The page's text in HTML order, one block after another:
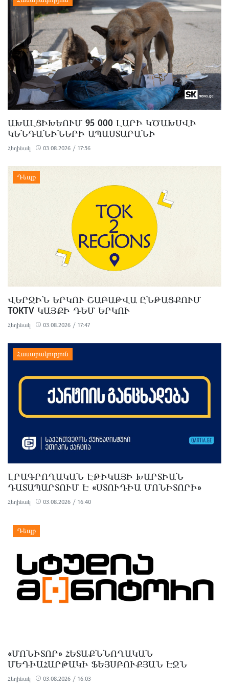
ԱԽԱԼՑԻԽԵՈՒՄ 95 000 ԼԱՐԻ ԿԾԱԽՍՎԻ
ԿԵՆԴԱՆԻՆԵՐԻ ԱՊԱՍՏԱՐԱՆԻ
ՆԱԽԱԳԾԱՅԻՆ ԵՒ ՆԱԽԱՀԱՇՎԱՅԻՆ Փ
ԱՍՏԱԹՂԹԵՐԻ ՊԱՏՐԱՍՏՄԱՆ ՎՐԱ
Հեղինակ 03.08.2026 / 17:56
ՎԵՐՋԻՆ ԵՐԿՈՒ ՇԱԲԱԹՎԱ ԸՆԹԱՑՔՈՒՄ
TOKTV ԿԱՅՔԻ ԴԵՄ ԵՐԿՈՒ
ԿԻԲԵՐՀԱՐՁԱԿՈՒՄ Է ԻՐԱԿԱՆԱՑՎԵԼ
Հեղինակ 03.08.2026 / 17:47
ԼՐԱԳՐՈՂԱԿԱՆ ԷԹԻԿԱՅԻ ԽԱՐՏԻԱՆ
ԴԱՏԱՊԱՐՏՈՒՄ Է «ՍՏՈՒԴԻԱ ՄՈՆԻՏՈՐԻ»
ԴԵՄ ԻՐԱԿԱՆԱՑՎԱԾ
ԿԻԲԵՐՀԱՐՁԱԿՈՒՄՆԵՐԸ
Հեղինակ 03.08.2026 / 16:40
«ՄՈՆԻՏՈՐ» ՀԵՏԱՔՆՆՈՂԱԿԱՆ
ՄԵԴԻԱՀԱՐԹԱԿԻ ՖԵՅՍԲՈՒՔՅԱՆ ԷՋՆ
ԱՅԼԵՒՍ ՀՆԱՐԱՎՈՐ ՉԷ ԳՏՆԵԼ
Հեղինակ 03.08.2026 / 16:03